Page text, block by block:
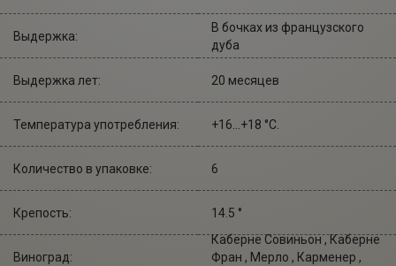
Выдержка:
В бочках из французского
дуба
Выдержка лет: 20 месяцев
Температура употребления: +16...+18 °С.
Количество в упаковке: 6
Крепость: 14.5 °
Виноград:
Каберне Совиньон , Каберне
Фран , Мерло , Карменер ,